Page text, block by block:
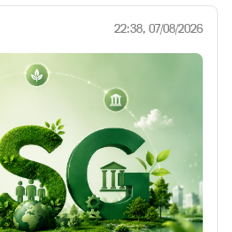
22:38, 07/08/2026